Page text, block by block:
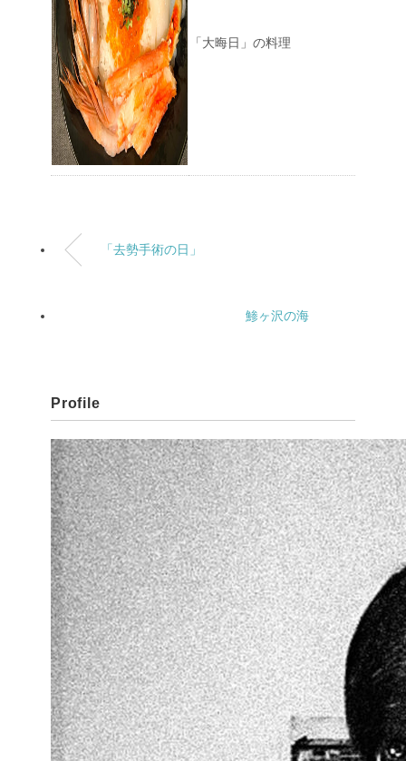
「大晦日」の料理
「去勢手術の日」
鯵ヶ沢の海
Profile